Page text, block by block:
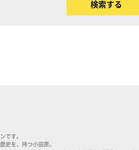
です。
史を、持つ小田原。